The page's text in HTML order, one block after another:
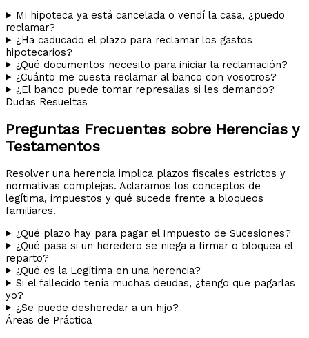
Mi hipoteca ya está cancelada o vendí la casa, ¿puedo
reclamar?
¿Ha caducado el plazo para reclamar los gastos
hipotecarios?
¿Qué documentos necesito para iniciar la reclamación?
¿Cuánto me cuesta reclamar al banco con vosotros?
¿El banco puede tomar represalias si les demando?
Dudas Resueltas
Preguntas Frecuentes sobre Herencias y
Testamentos
Resolver una herencia implica plazos fiscales estrictos y
normativas complejas. Aclaramos los conceptos de
legítima, impuestos y qué sucede frente a bloqueos
familiares.
¿Qué plazo hay para pagar el Impuesto de Sucesiones?
¿Qué pasa si un heredero se niega a firmar o bloquea el
reparto?
¿Qué es la Legítima en una herencia?
Si el fallecido tenía muchas deudas, ¿tengo que pagarlas
yo?
¿Se puede desheredar a un hijo?
Áreas de Práctica